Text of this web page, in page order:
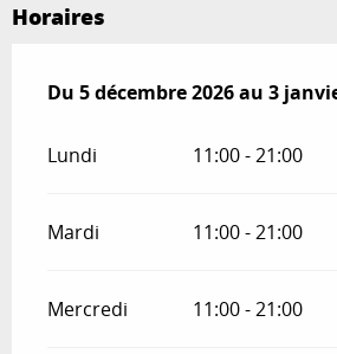
Horaires
Du 5 décembre 2026au 3
Du 5 décembre 2026au 3
Lundi 11:00 - 21:00
Mardi 11:00 - 21:00
Mercredi 11:00 - 21:00